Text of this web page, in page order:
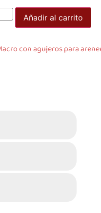
Añadir al carrito
con agujeros para